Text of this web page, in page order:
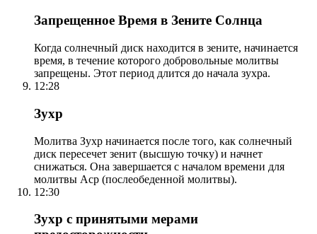
Запрещенное Время в Зените Солнца
Когда солнечный диск находится в зените, начинается
время, в течение которого добровольные молитвы
запрещены. Этот период длится до начала зухра.
12:28
Зухр
Молитва Зухр начинается после того, как солнечный
диск пересечет зенит (высшую точку) и начнет
снижаться. Она завершается с началом времени для
молитвы Аср (послеобеденной молитвы).
12:30
Зухр с принятыми мерами